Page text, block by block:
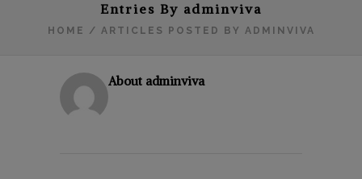
Entries By adminviva
HOME / ARTICLES POSTED BY ADMINVIVA
About adminviva